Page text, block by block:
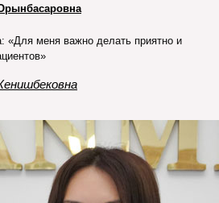
«Для меня важно делать приятно и